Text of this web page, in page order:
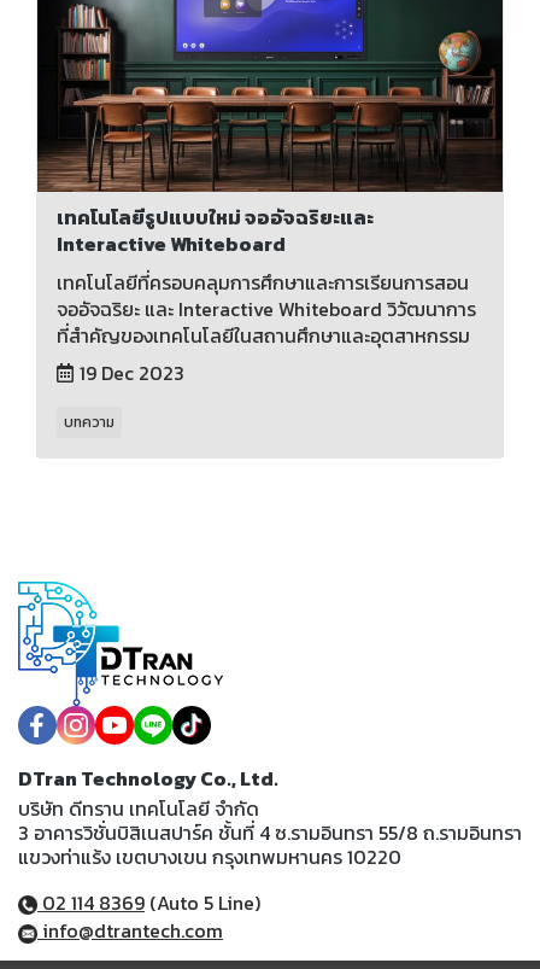
เทคโนโลยีรูปแบบใหม่ จออัจฉริยะและ
Interactive Whiteboard
เทคโนโลยีที่ครอบคลุมการศึกษาและการเรียนการสอน
จออัจฉริยะ และ Interactive Whiteboard วิวัฒนาการ
ที่สำคัญของเทคโนโลยีในสถานศึกษาและอุตสาหกรรม
19 Dec 2023
บทความ
DTran Technology Co., Ltd.
บริษัท ดีทราน เทคโนโลยี จำกัด
3 อาคารวิชั่นบิสิเนสปาร์ค ชั้นที่ 4 ซ.รามอินทรา 55/8 ถ.รามอินทรา
แขวงท่าแร้ง เขตบางเขน กรุงเทพมหานคร 10220
02 114 8369 (Auto 5 Line)
info@dtrantech.com